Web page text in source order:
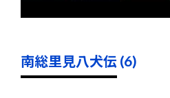
南総里見八犬伝 (6)